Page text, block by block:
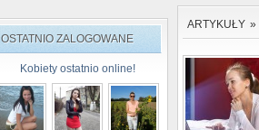
OSTATNIO ZALOGOWANE
Kobiety ostatnio online!
ARTYKUŁY »